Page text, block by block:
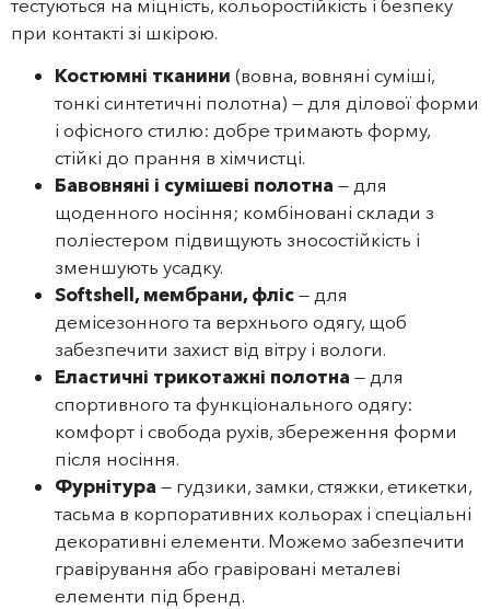
тестуються на міцність, кольоростійкість і безпеку
при контакті зі шкірою.
Костюмні тканини (вовна, вовняні суміші,
тонкі синтетичні полотна) — для ділової форми
і офісного стилю: добре тримають форму,
стійкі до прання в хімчистці.
Бавовняні і сумішеві полотна — для
щоденного носіння; комбіновані склади з
поліестером підвищують зносостійкість і
зменшують усадку.
Softshell, мембрани, фліс— для
демісезонного та верхнього одягу, щоб
забезпечити захист від вітру і вологи.
Еластичні трикотажні полотна — для
спортивного та функціонального одягу:
комфорт і свобода рухів, збереження форми
після носіння.
Фурнітура — гудзики, замки, стяжки, етикетки,
тасьма в корпоративних кольорах і спеціальні
декоративні елементи. Можемо забезпечити
гравірування або гравіровані металеві
елементи під бренд.